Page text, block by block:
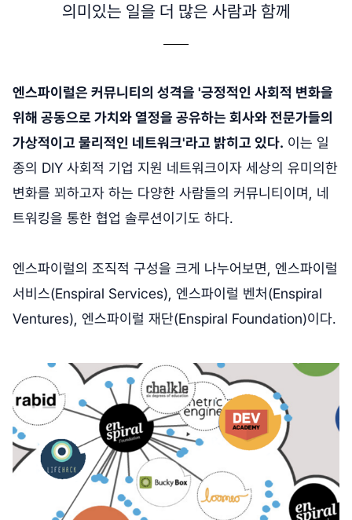
의미있는 일을 더 많은 사람과 함께
엔스파이럴은 커뮤니티의 성격을 '긍정적인 사회적 변화을
위해 공동으로 가치와 열정을 공유하는 회사와 전문가들의
가상적이고 물리적인 네트워크'라고 밝히고 있다. 이는 일
종의 DIY 사회적 기업 지원 네트워크이자 세상의 유미의한
변화를 꾀하고자 하는 다양한 사람들의 커뮤니티이며, 네
트워킹을 통한 협업 솔루션이기도 하다.
엔스파이럴의 조직적 구성을 크게 나누어보면, 엔스파이럴
서비스(Enspiral Services), 엔스파이럴 벤처(Enspiral
Ventures), 엔스파이럴 재단(Enspiral Foundation)이다.